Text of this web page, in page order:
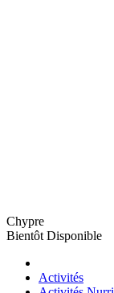
Chypre
Bientôt Disponible
Activités